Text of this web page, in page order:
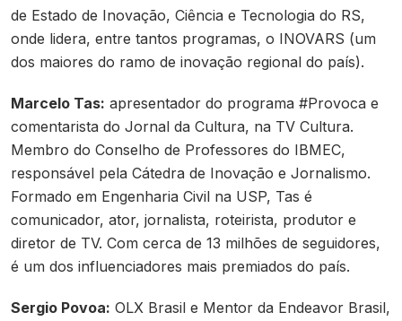
de Estado de Inovação, Ciência e Tecnologia do RS,
onde lidera, entre tantos programas, o INOVARS (um
dos maiores do ramo de inovação regional do país).
Marcelo Tas: apresentador do programa #Provoca e
comentarista do Jornal da Cultura, na TV Cultura.
Membro do Conselho de Professores do IBMEC,
responsável pela Cátedra de Inovação e Jornalismo.
Formado em Engenharia Civil na USP, Tas é
comunicador, ator, jornalista, roteirista, produtor e
diretor de TV. Com cerca de 13 milhões de seguidores,
é um dos influenciadores mais premiados do país.
Sergio Povoa: OLX Brasil e Mentor da Endeavor Brasil,